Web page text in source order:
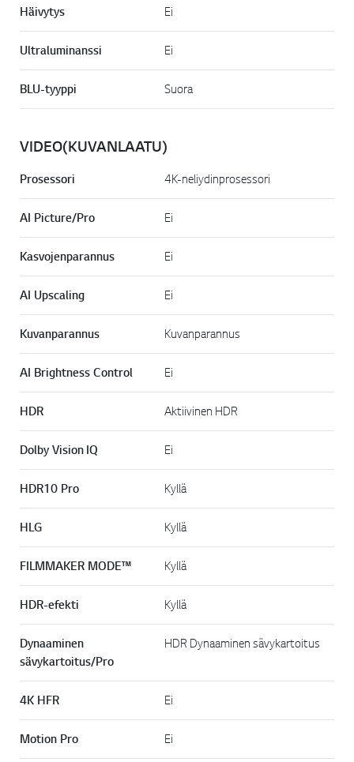
Häivytys Ei
Ultraluminanssi Ei
BLU-tyyppi Suora
VIDEO(KUVANLAATU)
Prosessori 4K-neliydinprosessori
AI Picture/Pro Ei
Kasvojenparannus Ei
AI Upscaling Ei
Kuvanparannus Kuvanparannus
AI Brightness Control Ei
HDR Aktiivinen HDR
Dolby Vision IQ Ei
HDR10 Pro Kyllä
HLG Kyllä
FILMMAKER MODE™ Kyllä
HDR-efekti Kyllä
Dynaaminen
sävykartoitus/Pro
HDR Dynaaminen sävykartoitus
4K HFR Ei
Motion Pro Ei